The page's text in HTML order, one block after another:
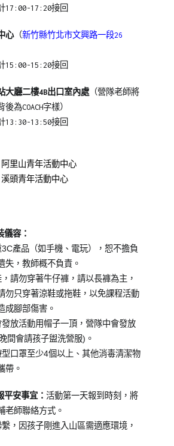
17:00-17:20接回
心（新竹縣竹北市文興路一段26
15:00-15:20接回
大廳二樓4B出口室內處（營隊老師將
為COACH字樣）
13:30-13:50接回
里山青年活動中心
頭青年活動中心
儀容：
3C產品（如手機、 電玩），恕不擔負
失，教師概不負責。
請勿穿著牛仔褲，請以長褲為主，
勿只穿著涼鞋或拖鞋， 以免課程活動
成腳部傷害。
放活動用帽子一頂，營隊中會發放
間會請孩子盥洗營服) 。
口罩至少4個以上、 其他消毒清潔物
帶。
平安事宜： 活動第一天報到時刻， 將
老師聯絡方式。
，因孩子剛進入山區需適應環境，